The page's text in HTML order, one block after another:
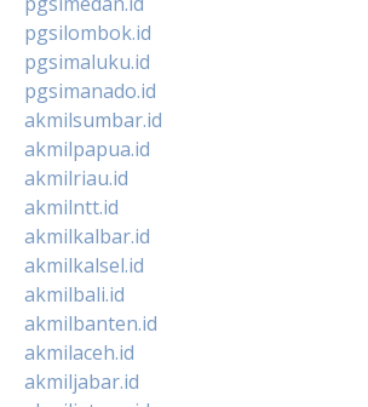
pgsilombok.id
pgsimaluku.id
pgsimanado.id
akmilsumbar.id
akmilpapua.id
akmilriau.id
akmilntt.id
akmilkalbar.id
akmilkalsel.id
akmilbali.id
akmilbanten.id
akmilaceh.id
akmiljabar.id